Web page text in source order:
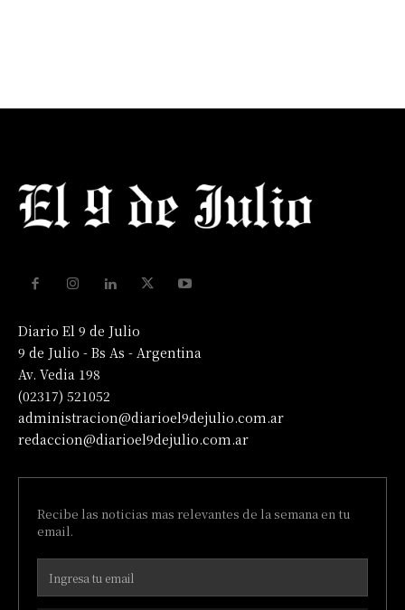
Diario El 9 de Julio
9 de Julio - Bs As - Argentina
Av. Vedia 198
(02317) 521052
administracion@diarioel9dejulio.com.ar
redaccion@diarioel9dejulio.com.ar
Recibe las noticias mas relevantes de la semana en tu
email.